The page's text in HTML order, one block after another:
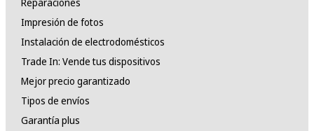
Impresión de fotos
Instalación de electrodomésticos
Trade In: Vende tus dispositivos
Mejor precio garantizado
Tipos de envíos
Garantía plus